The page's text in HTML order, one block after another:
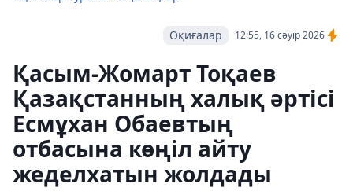
12:55, 16 сәуір 2026
Оқиғалар
Қасым-Жомарт Тоқаев
Қазақстанның халық әртісі
Есмұхан Обаевтың
отбасына көңіл айту
жеделхатын жолдады